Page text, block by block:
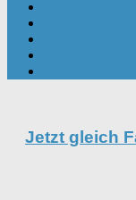
Jetzt gleich